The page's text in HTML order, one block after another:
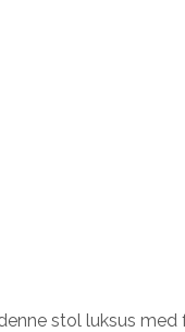
stol luksus med